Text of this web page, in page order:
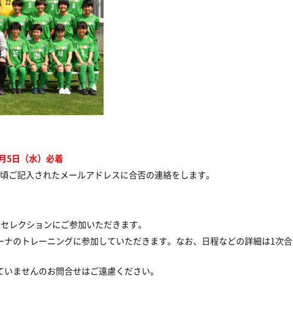
5日（水）必着
ご記入されたメールアドレスに合否の連絡をします。
クションにご参加いただきます。
のトレーニングに参加していただきます。なお、日程などの詳細は1次合
ませんのお問合せはご遠慮ください。